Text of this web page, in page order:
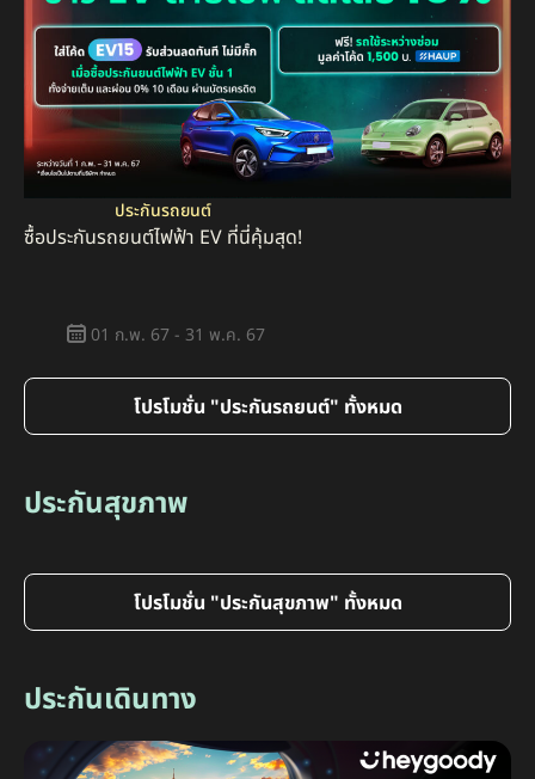
ประกันรถยนต์
ซื้อประกันรถยนต์ไฟฟ้า EV ที่นี่คุ้มสุด!
01 ก.พ. 67 - 31 พ.ค. 67
โปรโมชั่น "ประกันรถยนต์" ทั้งหมด
ประกันสุขภาพ
โปรโมชั่น "ประกันสุขภาพ" ทั้งหมด
ประกันเดินทาง